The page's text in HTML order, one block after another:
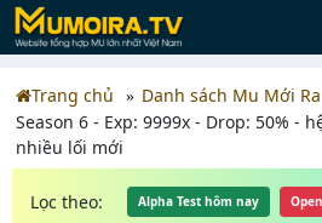
Trang chủ Danh sách Mu Mới Ra
Season 6 - Exp: 9999x - Drop: 50% -
nhiều lối mới
Lọc theo: Alpha Test hôm nay